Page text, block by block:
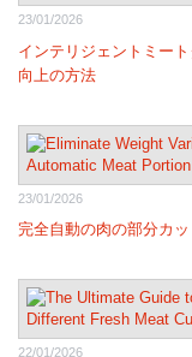
23/01/2026
インテリジェントミー
向上の方法
23/01/2026
完全自動の肉の部分カ
22/01/2026